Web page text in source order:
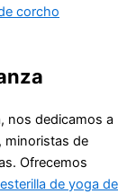
corcho
nos dedicamos a
minoristas de
Ofrecemos
esterilla de yoga de